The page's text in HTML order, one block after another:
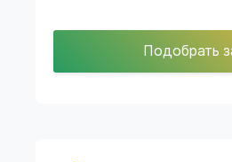
Подобрать